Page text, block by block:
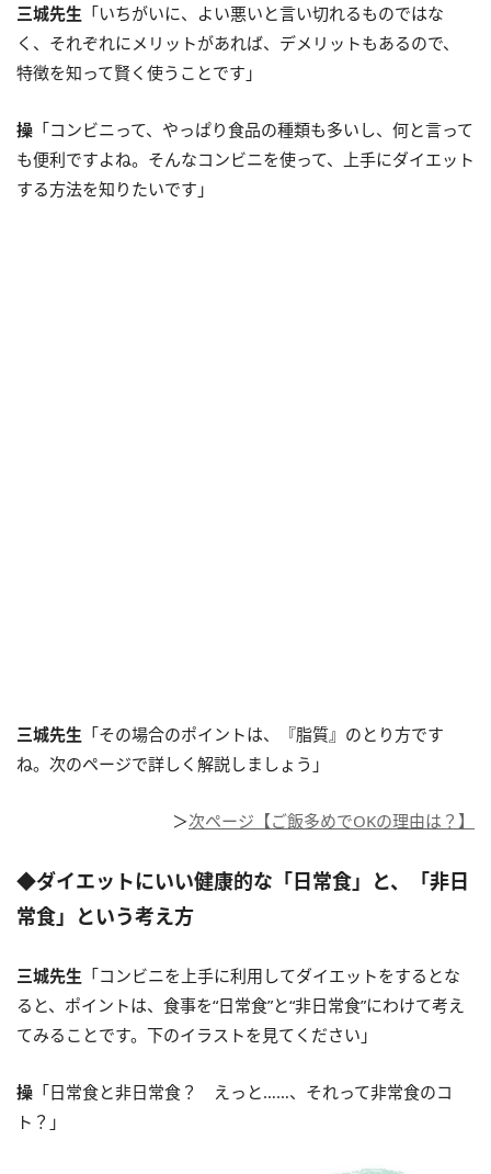
三城先生 「いちがいに、よい悪いと言い切れるものではな
く、それぞれにメリットがあれば、デメリットもあるので、
特徴を知って賢く使うことです」
操 「コンビニって、やっぱり食品の種類も多いし、何と言って
も便利ですよね。そんなコンビニを使って、上手にダイエット
する方法を知りたいです」
三城先生 「その場合のポイントは、『脂質』のとり方です
ね。次のページで詳しく解説しましょう」
＞次ページ【ご飯多めでOKの理由は？】
◆ダイエットにいい健康的な「日常食」と、「非日
常食」という考え方
三城先生 「コンビニを上手に利用してダイエットをするとな
ると、ポイントは、食事を“日常食”と“非日常食”にわけて考え
てみることです。下のイラストを見てください」
操 「日常食と非日常食？ えっと……、それって非常食のコ
ト？」